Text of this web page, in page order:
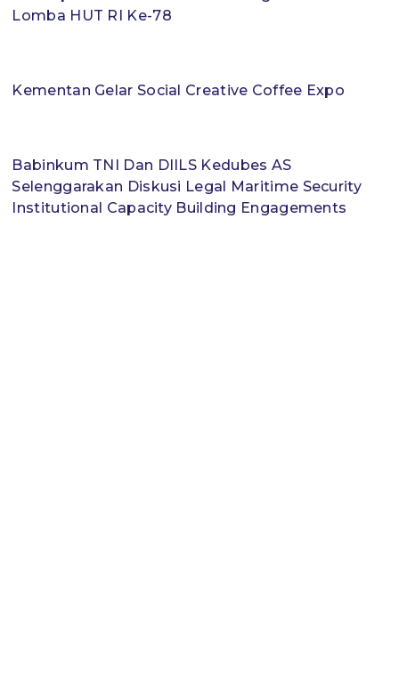
Lomba HUT RI Ke-78
Kementan Gelar Social Creative Coffee Expo
Babinkum TNI Dan DIILS Kedubes AS
Selenggarakan Diskusi Legal Maritime Security
Institutional Capacity Building Engagements